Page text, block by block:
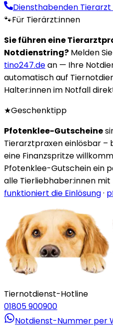
Diensthabenden
🐾Für Tierärzt:innen
Sie führen eine
Notdienstring? Melden
tino247.dean — Ihre
automatisch auf
Halter:innen im Notfall
★Geschenktipp
Pfotenklee-Gutscheine
Tierarztpraxen einlösbar –
eine Finanzspritze
Pfotenklee-Gutschein ein
alle Tierliebhaber:innen mit
funktioniert die Einlösung·
Tiernotdienst-Hotline
01805 900900
Notdienst-Nummer per